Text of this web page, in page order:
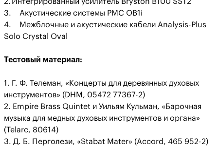
3.
Акустические системы PMC OB1i
4.
Межблочные и акустические кабели Analysis-Plus
Solo Crystal Oval
Тестовый материал:
1. Г. Ф. Телеман, «Концерты для деревянных духовых
инструментов» (DHM, 05472 77367-2)
2. Empire Brass Quintet и Уильям Кульман, «Барочная
музыка для медных духовых инструментов и органа»
(Telarc, 80614)
3. Д. Б. Перголези, «Stabat Mater» (Accord, 465 952-2)